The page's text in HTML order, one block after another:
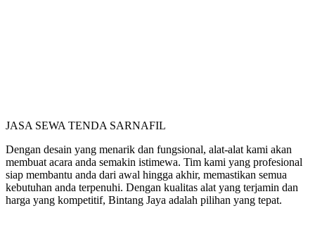
JASA SEWA TENDA SARNAFIL
Dengan desain yang menarik dan fungsional, alat-alat kami akan
membuat acara anda semakin istimewa. Tim kami yang profesional
siap membantu anda dari awal hingga akhir, memastikan semua
kebutuhan anda terpenuhi. Dengan kualitas alat yang terjamin dan
harga yang kompetitif, Bintang Jaya adalah pilihan yang tepat.